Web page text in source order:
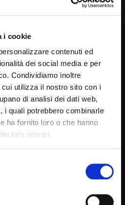
i cookie
contenuti ed
dei social media e per
Condividiamo inoltre
utilizza il nostro sito con i
di analisi dei dati web,
i quali potrebbero combinarle
ha fornito loro o che hanno
loro servizi.
0 246
Messa – 29 Dicembre 2021